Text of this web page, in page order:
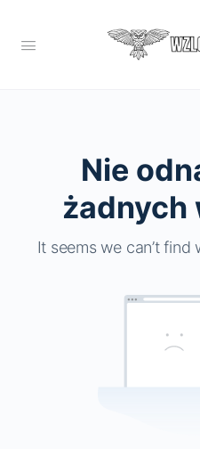
Nie
żadnych
It seems we can’t find